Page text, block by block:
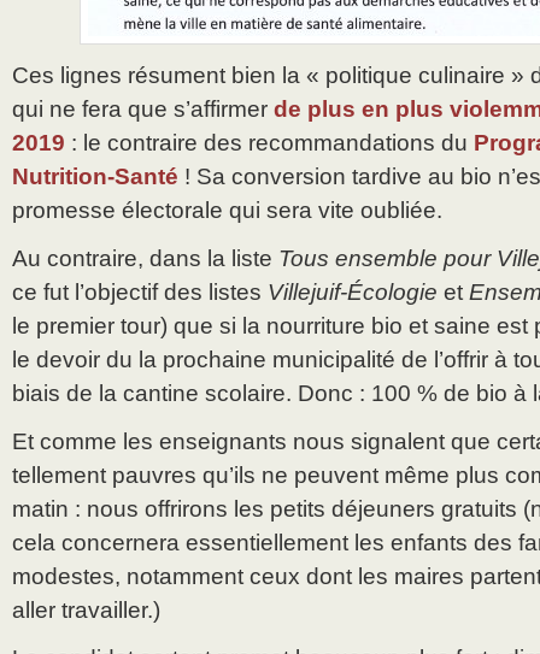
Ces lignes résument bien la « politique culinaire »
qui ne fera que s’affirmer de plus en plus
2019 : le contraire des recommandations du
Nutrition-Santé ! Sa conversion tardive au bio
promesse électorale qui sera vite oubliée.
Au contraire, dans la liste Tous ensemble pour
ce fut l’objectif des listes Villejuif-Écologie et
le premier tour) que si la nourriture bio et saine est
le devoir du la prochaine municipalité de l’offrir à
biais de la cantine scolaire. Donc : 100 % de bio à
Et comme les enseignants nous signalent que
tellement pauvres qu’ils ne peuvent même plus
matin : nous offrirons les petits déjeuners gratuits
cela concernera essentiellement les enfants des
modestes, notamment ceux dont les maires
aller travailler.)